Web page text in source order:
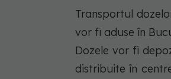
Transportul
vor fi aduse în
Dozele vor fi
distribuite în